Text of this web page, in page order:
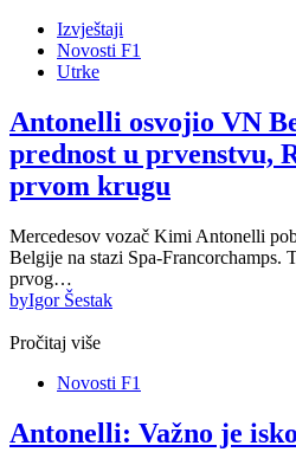
Izvještaji
Novosti F1
Utrke
Antonelli osvojio VN
prednost u prvenstvu,
prvom krugu
Mercedesov vozač Kimi Antonelli
Belgije na stazi Spa-Francorchamps.
prvog…
byIgor Šestak
Pročitaj više
Novosti F1
Antonelli: Važno je